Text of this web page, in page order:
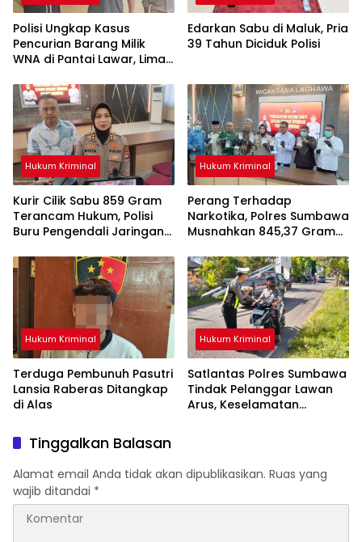
Polisi Ungkap Kasus
Pencurian Barang Milik
WNA di Pantai Lawar, Lima
Edarkan Sabu di Maluk, Pria
39 Tahun Diciduk Polisi
Hukum Kriminal
Kurir Cilik Sabu 859 Gram
Terancam Hukum, Polisi
Buru Pengendali Jaringan
Hukum Kriminal
Perang Terhadap
Narkotika, Polres Sumbawa
Musnahkan 845,37 Gram
Umur Asal Dompu
Hukum Kriminal
Terduga Pembunuh Pasutri
Lansia Raberas Ditangkap
di Alas
Hukum Kriminal
Satlantas Polres Sumbawa
Tindak Pelanggar Lawan
Arus, Keselamatan
Tinggalkan Balasan
Alamat email Anda tidak akan dipublikasikan. Ruas yang
wajib ditandai *